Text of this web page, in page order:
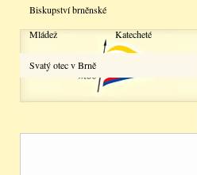
Biskupství brněnské
Mládež
Katecheté
Svatý otec v Brně